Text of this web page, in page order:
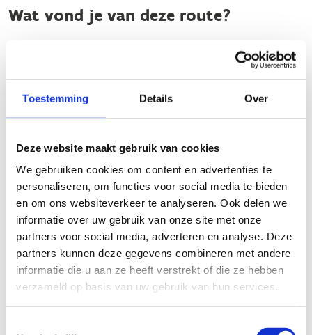
Toestemming Details Over
Deze website maakt gebruik van cookies
We gebruiken cookies om content en advertenties te
personaliseren, om functies voor social media te bieden
en om ons websiteverkeer te analyseren. Ook delen we
informatie over uw gebruik van onze site met onze
partners voor social media, adverteren en analyse. Deze
partners kunnen deze gegevens combineren met andere
informatie die u aan ze heeft verstrekt of die ze hebben
verzameld op basis van uw gebruik van hun services.
Wat vond je van deze route?
Jouw beoordeling helpt de kwaliteit van de routes in kaart
te brengen en andere mountainbikers te leiden naar de
fijnste plekken.
oprecht nuttige beoordeling te schrijven. Respecteer je
beoordelingen te verwijderen. Wij behouden ons het recht
om kleine aanpassingen aan te brengen in het
tekstgedeelte van jouw evaluatie zonder de feitelijke
inhoud ervan te veranderen, bijvoorbeeld om taalfouten
en leesbaarheid te verbeteren.​
Voor meer informatie over onze routestructuren, neem een
kijkje bij deFAQ.